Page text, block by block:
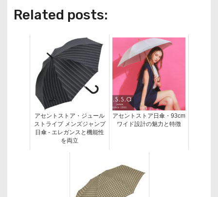
Related posts:
アセントストア・ジュール
ストライプ メンズジャンプ
日傘 - エレガンスと機能性
を両立
アセントストア日傘・93cm
ワイド設計の魅力と特徴